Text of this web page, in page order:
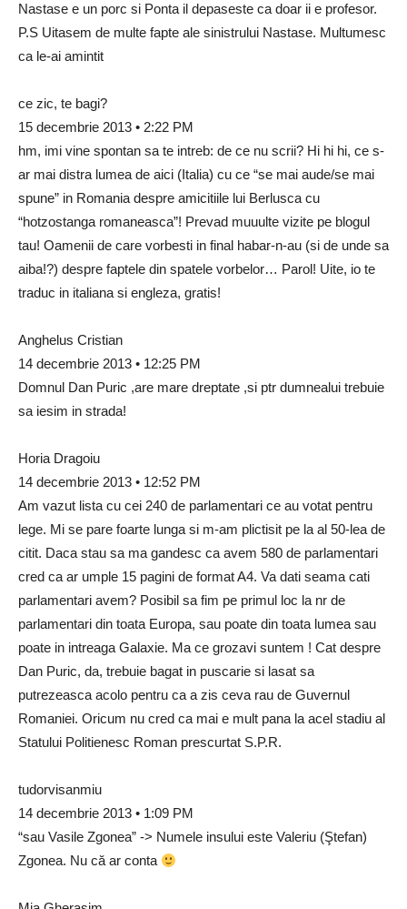
Nastase e un porc si Ponta il depaseste ca doar ii e profesor.
P.S Uitasem de multe fapte ale sinistrului Nastase. Multumesc
ca le-ai amintit
ce zic, te bagi?
15 decembrie 2013 • 2:22 PM
hm, imi vine spontan sa te intreb: de ce nu scrii? Hi hi hi, ce s-
ar mai distra lumea de aici (Italia) cu ce “se mai aude/se mai
spune” in Romania despre amicitiile lui Berlusca cu
“hotzostanga romaneasca”! Prevad muuulte vizite pe blogul
tau! Oamenii de care vorbesti in final habar-n-au (si de unde sa
aiba!?) despre faptele din spatele vorbelor… Parol! Uite, io te
traduc in italiana si engleza, gratis!
Anghelus Cristian
14 decembrie 2013 • 12:25 PM
Domnul Dan Puric ,are mare dreptate ,si ptr dumnealui trebuie
sa iesim in strada!
Horia Dragoiu
14 decembrie 2013 • 12:52 PM
Am vazut lista cu cei 240 de parlamentari ce au votat pentru
lege. Mi se pare foarte lunga si m-am plictisit pe la al 50-lea de
citit. Daca stau sa ma gandesc ca avem 580 de parlamentari
cred ca ar umple 15 pagini de format A4. Va dati seama cati
parlamentari avem? Posibil sa fim pe primul loc la nr de
parlamentari din toata Europa, sau poate din toata lumea sau
poate in intreaga Galaxie. Ma ce grozavi suntem ! Cat despre
Dan Puric, da, trebuie bagat in puscarie si lasat sa
putrezeasca acolo pentru ca a zis ceva rau de Guvernul
Romaniei. Oricum nu cred ca mai e mult pana la acel stadiu al
Statului Politienesc Roman prescurtat S.P.R.
tudorvisanmiu
14 decembrie 2013 • 1:09 PM
“sau Vasile Zgonea” -> Numele insului este Valeriu (Ştefan)
Zgonea. Nu că ar conta